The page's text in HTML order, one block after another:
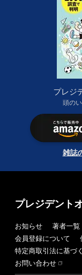
プレジ
頭の
雑誌
プレジデント
お知らせ 著者一覧
会員登録について
特定商取引法に基づ
お問い合わせ